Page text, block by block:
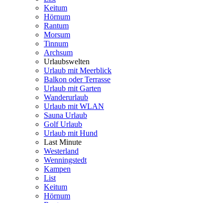
Keitum
Hörnum
Rantum
Morsum
Tinnum
Archsum
Urlaubswelten
Urlaub mit Meerblick
Balkon oder Terrasse
Urlaub mit Garten
Wanderurlaub
Urlaub mit WLAN
Sauna Urlaub
Golf Urlaub
Urlaub mit Hund
Last Minute
Westerland
Wenningstedt
Kampen
List
Keitum
Hörnum